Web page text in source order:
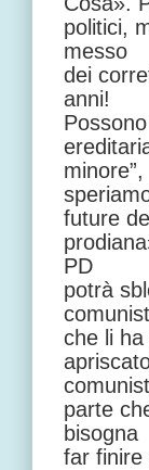
politici,
messo
dei
anni!
minore”,
future
PD
potrà
che li
parte
bisogna
far finire